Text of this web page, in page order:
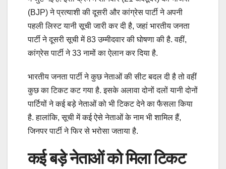
(BJP) ने प्रत्याशी की दूसरी और कांग्रेस पार्टी ने अपनी
पहली लिस्ट यानी सूची जारी कर दी है, जहां भारतीय जनता
पार्टी ने दूसरी सूची में 83 उम्मीदवार की घोषणा की है. वहीं,
कांग्रेस पार्टी ने 33 नामों का ऐलान कर दिया है.
भारतीय जनता पार्टी ने कुछ नेताओं की सीट बदल दी है तो वहीं
कुछ का टिकट कट गया है. इसके अलावा दोनों दलों यानी दोनों
पार्टियों ने कई बड़े नेताओं को भी टिकट देने का फैसला किया
है. हालांकि, सूची में कई ऐसे नेताओं के नाम भी शामिल हैं,
जिनपर पार्टी ने फिर से भरोसा जताया है.
कई बड़े नेताओं को मिला टिकट